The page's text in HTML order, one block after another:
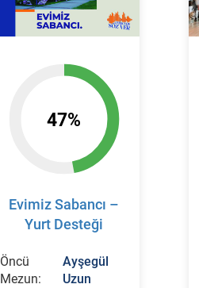
47%
Evimiz Sabancı –
Yurt Desteği
Öncü
Mezun:
Ayşegül
Uzun